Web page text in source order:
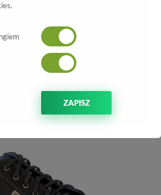
Nubuk
Nko 1572 Czarny Nubuk
ZAPISZ